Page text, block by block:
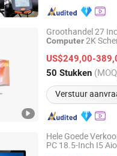
Groothandel 27
Computer2K
DDR5 16GB
US$249,00-
50 Stukken
Verstuur
Technology Co., Ltd.
China Sinds
Hele Goede
PC 18.5-Inch I5
Technology Co., Ltd.